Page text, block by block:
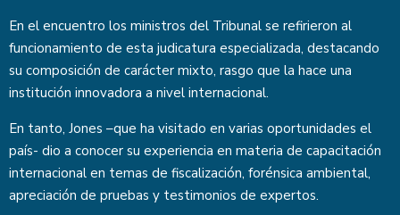
En el encuentro los ministros del Tribunal se refirieron al
funcionamiento de esta judicatura especializada, destacando
su composición de carácter mixto, rasgo que la hace una
institución innovadora a nivel internacional.
En tanto, Jones –que ha visitado en varias oportunidades el
país- dio a conocer su experiencia en materia de capacitación
internacional en temas de fiscalización, forénsica ambiental,
apreciación de pruebas y testimonios de expertos.